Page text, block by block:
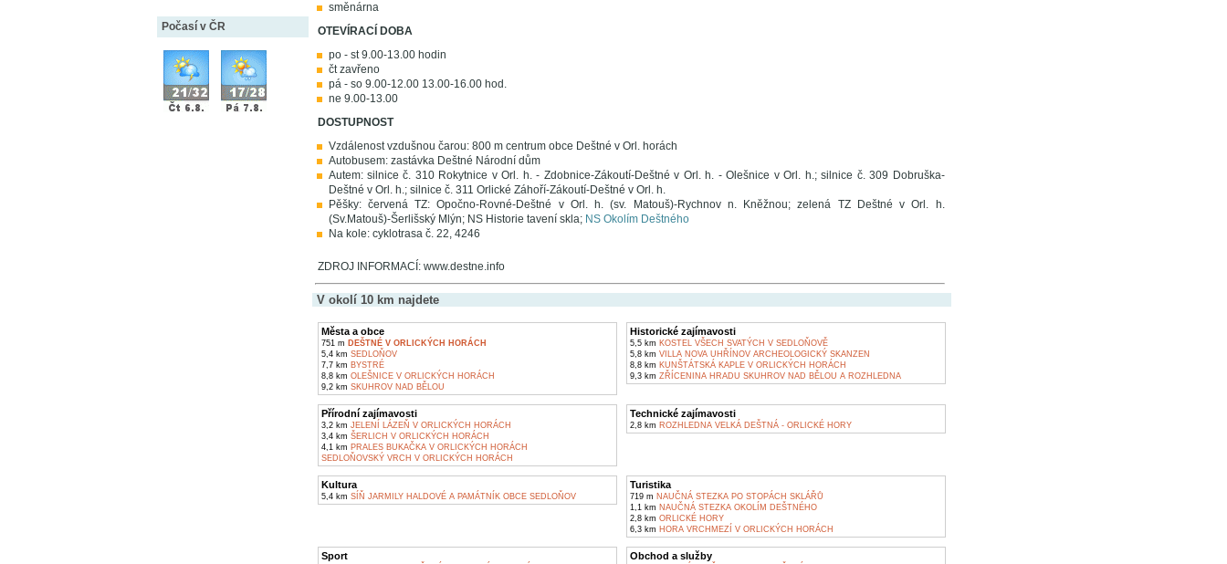
Počasí v ČR
směnárna
OTEVÍRACÍ DOBA
po - st 9.00-13.00 hodin
čt zavřeno
pá - so 9.00-12.00 13.00-16.00 hod.
ne 9.00-13.00
DOSTUPNOST
Vzdálenost vzdušnou čarou: 800 m centrum obce Deštné v Orl. horách
Autobusem: zastávka Deštné Národní dům
Autem: silnice č. 310 Rokytnice v Orl. h. - Zdobnice-Zákoutí-Deštné v Orl. h. - Olešnice v Orl. h.; silnice č. 309 Dobruška-
Deštné v Orl. h.; silnice č. 311 Orlické Záhoří-Zákoutí-Deštné v Orl. h.
Pěšky: červená TZ: Opočno-Rovné-Deštné v Orl. h. (sv. Matouš)-Rychnov n. Kněžnou; zelená TZ Deštné v Orl. h.
(Sv.Matouš)-Šerlišský Mlýn; NS Historie tavení skla; NS Okolím Deštného
Na kole: cyklotrasa č. 22, 4246
ZDROJ INFORMACÍ: www.destne.info
V okolí 10 km najdete
Města a obce
751 m DEŠTNÉ V ORLICKÝCH HORÁCH
5,4 km SEDLOŇOV
7,7 km BYSTRÉ
8,8 km OLEŠNICE V ORLICKÝCH HORÁCH
9,2 km SKUHROV NAD BĚLOU
Historické zajímavosti
5,5 km KOSTEL VŠECH SVATÝCH V SEDLOŇOVĚ
5,8 km VILLA NOVA UHŘÍNOV ARCHEOLOGICKÝ SKANZEN
8,8 km KUNŠTÁTSKÁ KAPLE V ORLICKÝCH HORÁCH
9,3 km ZŘÍCENINA HRADU SKUHROV NAD BĚLOU A ROZHLEDNA
Přírodní zajímavosti
3,2 km JELENÍ LÁZEŇ V ORLICKÝCH HORÁCH
3,4 km ŠERLICH V ORLICKÝCH HORÁCH
4,1 km PRALES BUKAČKA V ORLICKÝCH HORÁCH
SEDLOŇOVSKÝ VRCH V ORLICKÝCH HORÁCH
Technické zajímavosti
2,8 km ROZHLEDNA VELKÁ DEŠTNÁ - ORLICKÉ HORY
Kultura
5,4 km SÍŇ JARMILY HALDOVÉ A PAMÁTNÍK OBCE SEDLOŇOV
Turistika
719 m NAUČNÁ STEZKA PO STOPÁCH SKLÁŘŮ
1,1 km NAUČNÁ STEZKA OKOLÍM DEŠTNÉHO
2,8 km ORLICKÉ HORY
6,3 km HORA VRCHMEZÍ V ORLICKÝCH HORÁCH
Sport Obchod a služby